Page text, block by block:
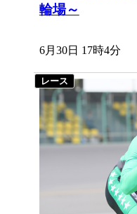
輪場～
6月30日 17時4分